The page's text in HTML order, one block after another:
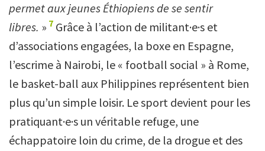
permet aux jeunes Éthiopiens de se sentir
libres. » 7 Grâce à l’action de militant·e·s et
d’associations engagées, la boxe en Espagne,
l’escrime à Nairobi, le « football social » à Rome,
le basket-ball aux Philippines représentent bien
plus qu’un simple loisir. Le sport devient pour les
pratiquant·e·s un véritable refuge, une
échappatoire loin du crime, de la drogue et des